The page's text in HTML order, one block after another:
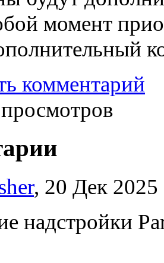
момент
комментарий
, 20 Дек
надстройки